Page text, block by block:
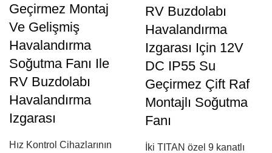
Geçirmez Montaj
Ve Gelişmiş
Havalandırma
Soğutma Fanı Ile
RV Buzdolabı
Havalandırma
Izgarası
Hız Kontrol Cihazlarının
RV Buzdolabı
Havalandırma
Izgarası Için 12V
DC IP55 Su
Geçirmez Çift Raf
Montajlı Soğutma
Fanı
İki TITAN özel 9 kanatlı